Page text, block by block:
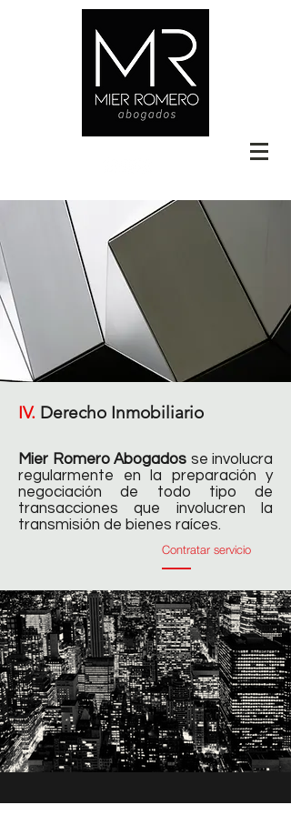
IV. Derecho Inmobiliario
Mier Romero Abogados se involucra
regularmente en la preparación y
negociación de todo tipo de
transacciones que involucren la
transmisión de bienes raíces.
Contratar servicio